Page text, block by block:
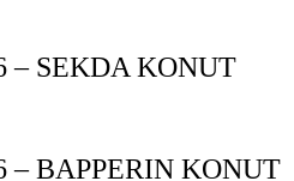
– SEKDA KONUT
– BAPPERIN KONUT